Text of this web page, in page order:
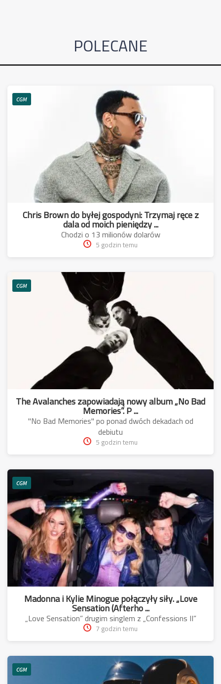
POLECANE
CGM
Chris Brown do byłej gospodyni: Trzymaj ręce z
dala od moich pieniędzy ...
Chodzi o 13 milionów dolarów
5 godzin temu
CGM
The Avalanches zapowiadają nowy album „No Bad
Memories”. P ...
"No Bad Memories" po ponad dwóch dekadach od
debiutu
5 godzin temu
CGM
Madonna i Kylie Minogue połączyły siły. „Love
Sensation (Afterho ...
„Love Sensation” drugim singlem z „Confessions II”
7 godzin temu
CGM